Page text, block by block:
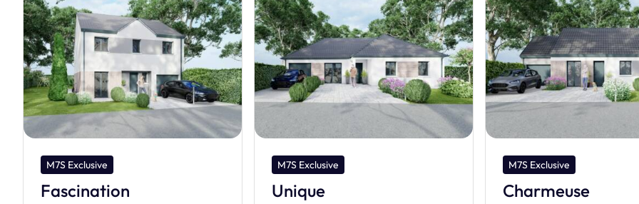
M7S Exclusive
Unique
M7S Exclusive
Charmeuse
M7S Design
Harmonie